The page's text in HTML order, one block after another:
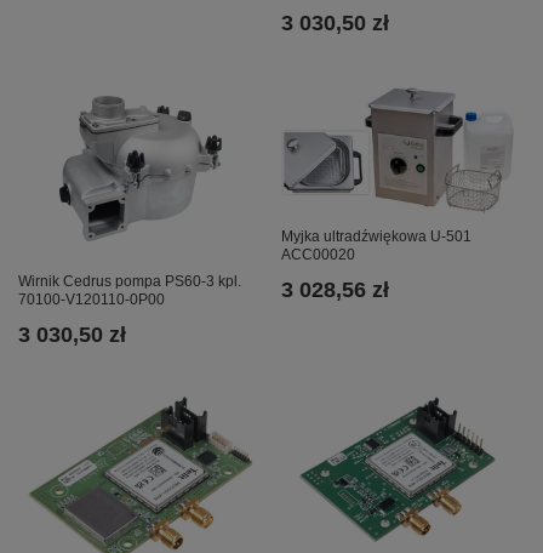
3 030,50 zł
Wirnik Cedrus pompa PS60-3 kpl.
70100-V120110-0P00
3 030,50 zł
Myjka ultradźwiękowa U-501
ACC00020
3 028,56 zł